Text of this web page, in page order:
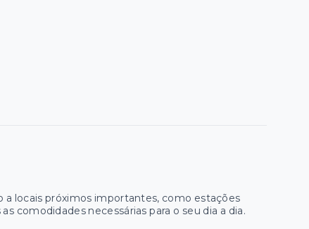
locais próximos importantes, como estações
comodidades necessárias para o seu dia a dia.